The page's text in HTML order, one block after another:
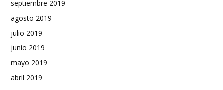
septiembre 2019
agosto 2019
julio 2019
junio 2019
mayo 2019
abril 2019